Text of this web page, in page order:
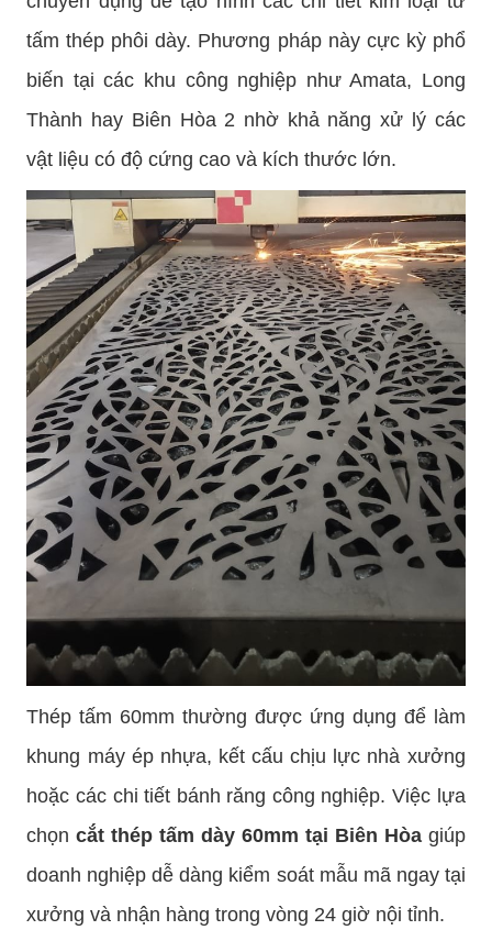
tấm thép phôi dày. Phương pháp này cực kỳ phổ
biến tại các khu công nghiệp như Amata, Long
Thành hay Biên Hòa 2 nhờ khả năng xử lý các
vật liệu có độ cứng cao và kích thước lớn.
Thép tấm 60mm thường được ứng dụng để làm
khung máy ép nhựa, kết cấu chịu lực nhà xưởng
hoặc các chi tiết bánh răng công nghiệp. Việc lựa
chọncắt thép tấm dày 60mm tại Biên Hòagiúp
doanh nghiệp dễ dàng kiểm soát mẫu mã ngay tại
xưởng và nhận hàng trong vòng 24 giờ nội tỉnh.